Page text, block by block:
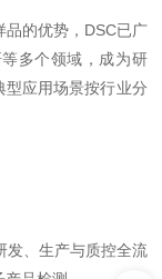
的优势，DSC已广
多个领域，成为研
型应用场景按行业分
发、生产与质控全流